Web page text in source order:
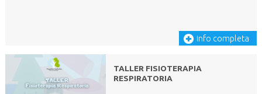
info completa
TALLER FISIOTERAPIA
RESPIRATORIA